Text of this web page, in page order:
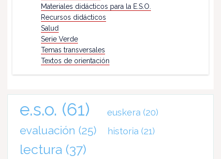
Materiales didácticos para la E.S.O.
Recursos didácticos
Salud
Serie Verde
Temas transversales
Textos de orientación
e.s.o. (61) euskera (20)
evaluación (25) historia (21)
lectura (37)